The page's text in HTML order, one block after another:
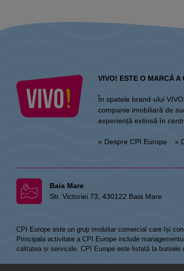
VIVO! ESTE O MARCĂ A
În spatele brand-ului
companie imobiliară de
experiență extinsă în
» Despre CPI Europe »
Baia Mare
Str. Victoriei 73, 430122 Baia Mare
CPI Europe este un grup imobiliar comercial care își
Principala activitate a CPI Europe include
calitatea și serviciile. CPI Europe este listată la